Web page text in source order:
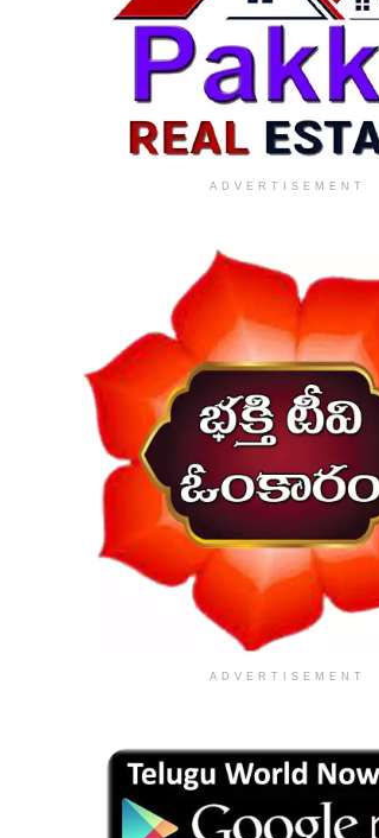
ADVERTISEMENT
ADVERTISEMENT